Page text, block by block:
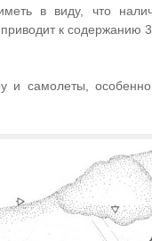
иметь в виду, что
к содержанию
и самолеты, особенно